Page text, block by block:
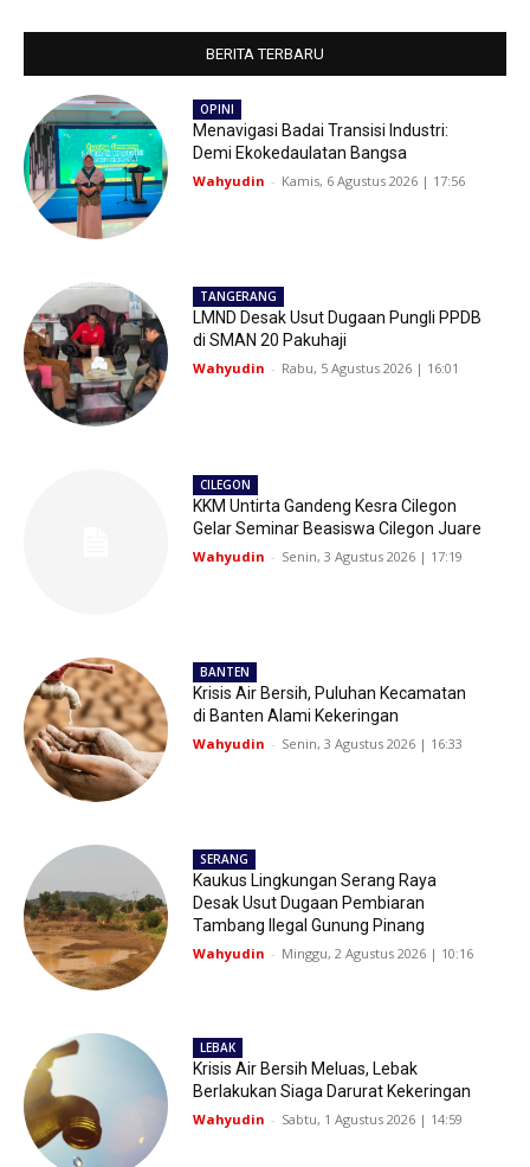
BERITA TERBARU
OPINI
Menavigasi Badai Transisi Industri:
Demi Ekokedaulatan Bangsa
Wahyudin - Kamis, 6 Agustus 2026 | 17:56
TANGERANG
LMND Desak Usut Dugaan Pungli PPDB
di SMAN 20 Pakuhaji
Wahyudin - Rabu, 5 Agustus 2026 | 16:01
CILEGON
KKM Untirta Gandeng Kesra Cilegon
Gelar Seminar Beasiswa Cilegon Juare
Wahyudin - Senin, 3 Agustus 2026 | 17:19
BANTEN
Krisis Air Bersih, Puluhan Kecamatan
di Banten Alami Kekeringan
Wahyudin - Senin, 3 Agustus 2026 | 16:33
SERANG
Kaukus Lingkungan Serang Raya
Desak Usut Dugaan Pembiaran
Tambang Ilegal Gunung Pinang
Wahyudin - Minggu, 2 Agustus 2026 | 10:16
LEBAK
Krisis Air Bersih Meluas, Lebak
Berlakukan Siaga Darurat Kekeringan
Wahyudin - Sabtu, 1 Agustus 2026 | 14:59